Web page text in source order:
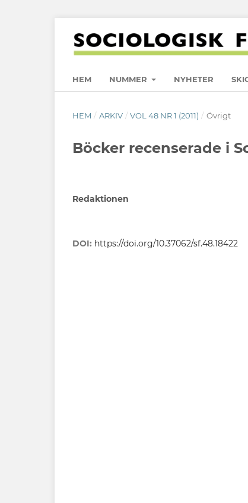
HEM NUMMER NYHETER
HEM / ARKIV / VOL 48 NR 1 (2011) / Övrigt
Böcker recenserade i
Redaktionen
DOI: https://doi.org/10.37062/sf.48.18422